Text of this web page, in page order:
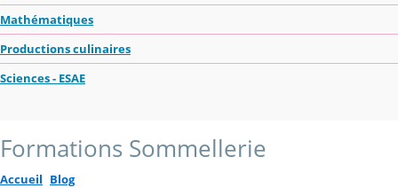
Mathématiques
Productions culinaires
Sciences - ESAE
Formations Sommellerie
Accueil Blog